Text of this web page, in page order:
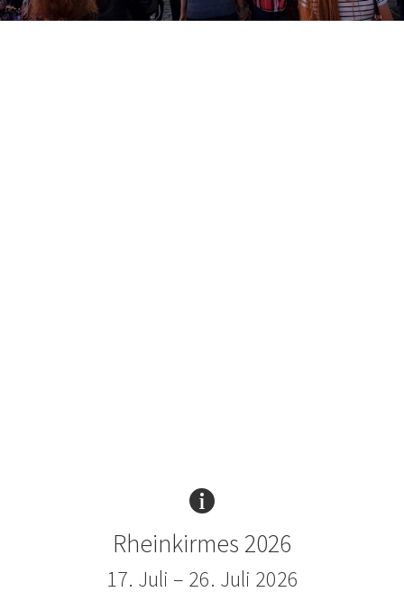
Rheinkirmes 2026
17. Juli – 26. Juli 2026